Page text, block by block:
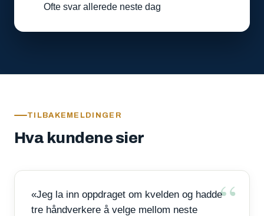
Ofte svar allerede neste dag
TILBAKEMELDINGER
Hva kundene sier
«Jeg la inn oppdraget om kvelden og hadde
tre håndverkere å velge mellom neste